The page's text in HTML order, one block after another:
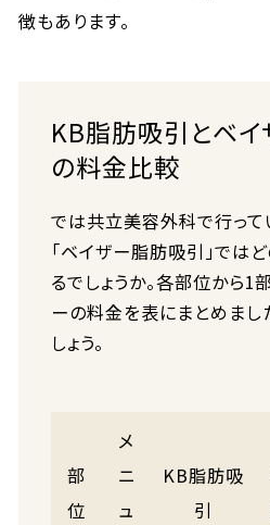
徴もあります。
KB脂肪吸引とベ
の料金比較
では共立美容外科で行って
「ベイザー脂肪吸引」では
るでしょうか。各部位から1
ーの料金を表にまとめまし
しょう。
部
位
メ
ニ
ュ
KB脂肪吸
引